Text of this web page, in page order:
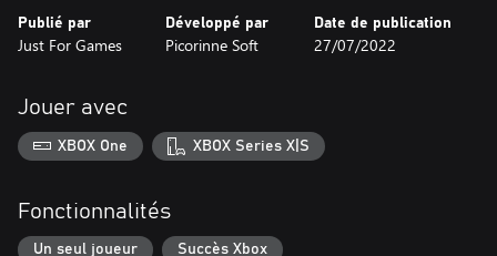
Publié par
Just For Games
Développé par
Picorinne Soft
Date de publication
27/07/2022
Jouer avec
XBOX One XBOX Series X|S
Fonctionnalités
Un seul joueur Succès Xbox